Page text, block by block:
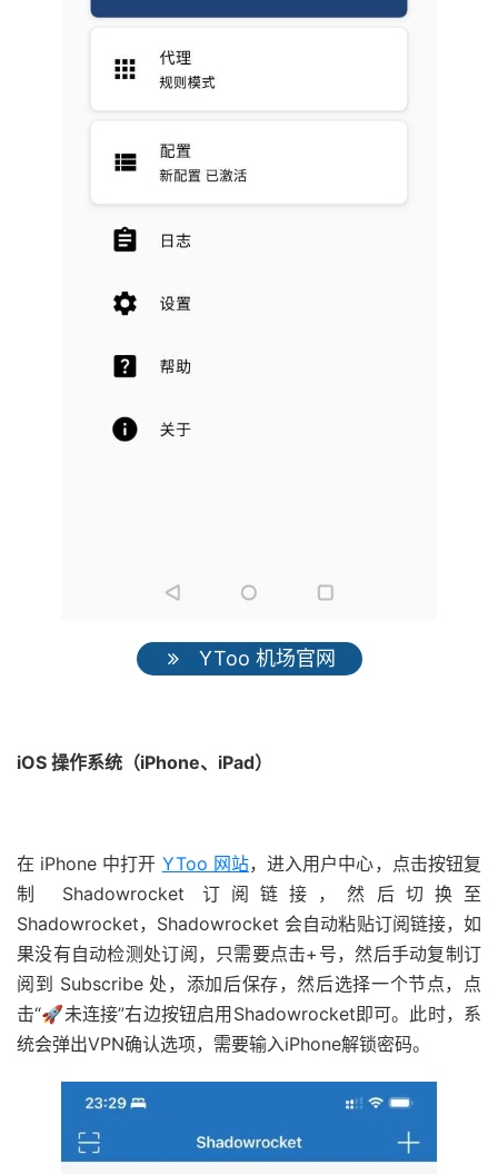
YToo 机场官网
iOS 操作系统（iPhone、iPad）
在 iPhone 中打开 YToo 网站，进入用户中心，点击按钮复
制 Shadowrocket 订阅链接，然后切换至
Shadowrocket，Shadowrocket 会自动粘贴订阅链接，如
果没有自动检测处订阅，只需要点击+号，然后手动复制订
阅到 Subscribe 处，添加后保存，然后选择一个节点，点
击“🚀未连接”右边按钮启用Shadowrocket即可。此时，系
统会弹出VPN确认选项，需要输入iPhone解锁密码。